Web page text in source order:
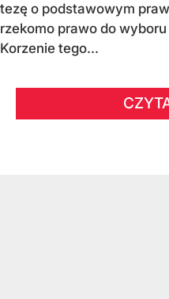
tezę o podstawowym
rzekomo prawo do
Korzenie tego...